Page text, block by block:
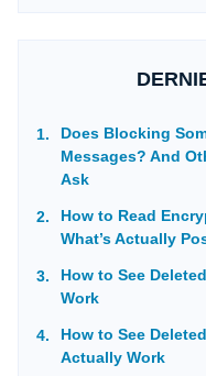
Does Blocking
Messages? And
Ask
How to Read
What’s Actually
How to See
Work
How to See
Actually Work